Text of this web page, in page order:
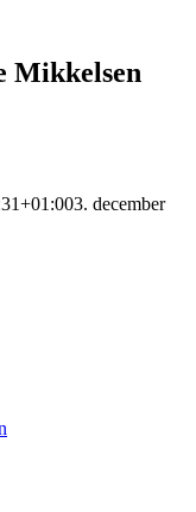
Mikkelsen
3. december